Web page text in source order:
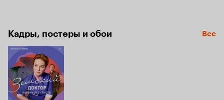
Кадры, постеры и обои Все